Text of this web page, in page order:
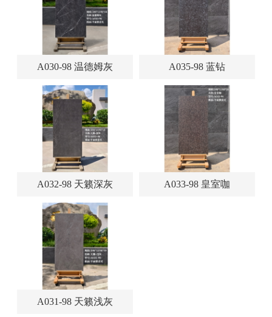
A030-98 温德姆灰 A035-98 蓝钻
A032-98 天籁深灰 A033-98 皇室咖
A031-98 天籁浅灰